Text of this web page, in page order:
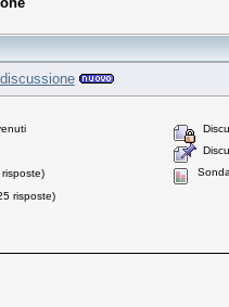
risposte)